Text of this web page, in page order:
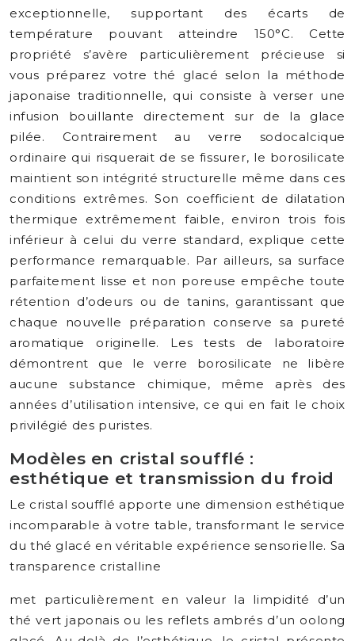
exceptionnelle, supportant des écarts de
température pouvant atteindre 150°C. Cette
propriété s’avère particulièrement précieuse si
vous préparez votre thé glacé selon la méthode
japonaise traditionnelle, qui consiste à verser une
infusion bouillante directement sur de la glace
pilée. Contrairement au verre sodocalcique
ordinaire qui risquerait de se fissurer, le borosilicate
maintient son intégrité structurelle même dans ces
conditions extrêmes. Son coefficient de dilatation
thermique extrêmement faible, environ trois fois
inférieur à celui du verre standard, explique cette
performance remarquable. Par ailleurs, sa surface
parfaitement lisse et non poreuse empêche toute
rétention d’odeurs ou de tanins, garantissant que
chaque nouvelle préparation conserve sa pureté
aromatique originelle. Les tests de laboratoire
démontrent que le verre borosilicate ne libère
aucune substance chimique, même après des
années d’utilisation intensive, ce qui en fait le choix
privilégié des puristes.
Modèles en cristal soufflé :
esthétique et transmission du froid
Le cristal soufflé apporte une dimension esthétique
incomparable à votre table, transformant le service
du thé glacé en véritable expérience sensorielle. Sa
transparence cristalline
met particulièrement en valeur la limpidité d’un
thé vert japonais ou les reflets ambrés d’un oolong